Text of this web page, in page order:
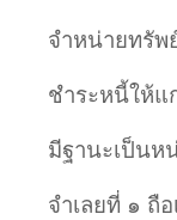
จำหน่ายทรัพ
ชำระหนี้ให้แ
มีฐานะเป็นห
จำเลยที่ ๑ ถื